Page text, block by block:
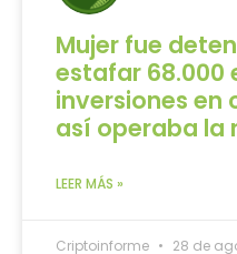
Mujer fue
estafar 68.000
inversiones en
así operaba la
LEER MÁS »
Criptoinforme 28 de